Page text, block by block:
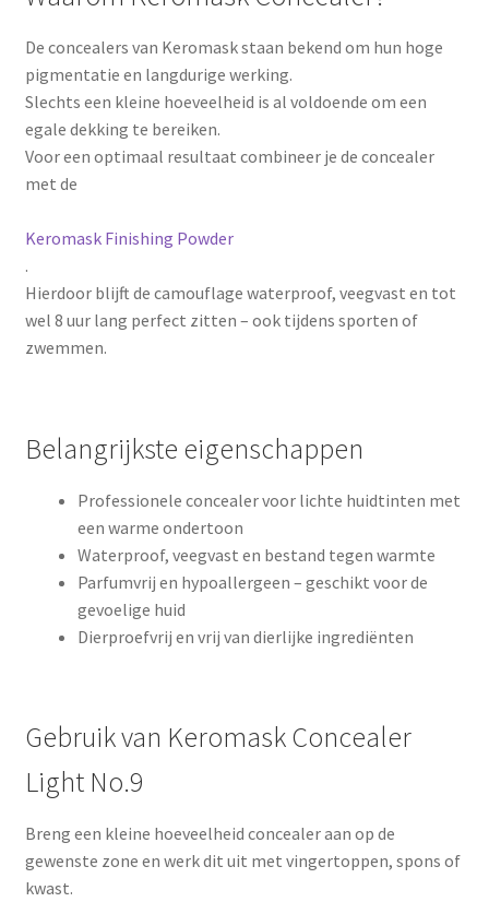
De concealers van Keromask staan bekend om hun hoge
pigmentatie en langdurige werking.
Slechts een kleine hoeveelheid is al voldoende om een
egale dekking te bereiken.
Voor een optimaal resultaat combineer je de concealer
met de
Keromask Finishing Powder
.
Hierdoor blijft de camouflage waterproof, veegvast en tot
wel 8 uur lang perfect zitten – ook tijdens sporten of
zwemmen.
Belangrijkste eigenschappen
Professionele concealer voor lichte huidtinten met
een warme ondertoon
Waterproof, veegvast en bestand tegen warmte
Parfumvrij en hypoallergeen – geschikt voor de
gevoelige huid
Dierproefvrij en vrij van dierlijke ingrediënten
Gebruik van Keromask Concealer
Light No.9
Breng een kleine hoeveelheid concealer aan op de
gewenste zone en werk dit uit met vingertoppen, spons of
kwast.